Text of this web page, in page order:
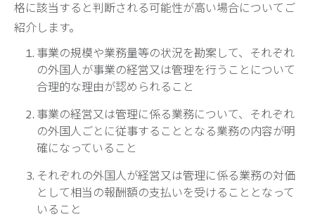
格に該当すると判断される可能性が高い場合についてご
紹介します。
事業の規模や業務量等の状況を勘案して、それぞれ
の外国人が事業の経営又は管理を行うことについて
合理的な理由が認められること
事業の経営又は管理に係る業務について、それぞれ
の外国人ごとに従事することとなる業務の内容が明
確になっていること
それぞれの外国人が経営又は管理に係る業務の対価
として相当の報酬額の支払いを受けることとなって
いること